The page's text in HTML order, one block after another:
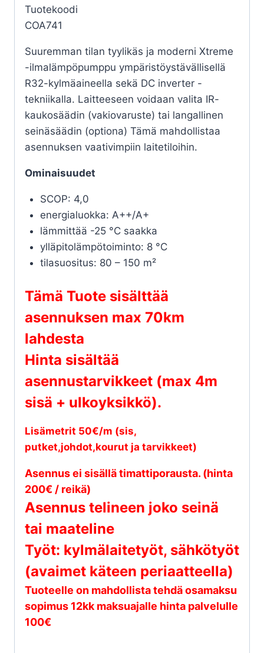
sis.
asennuksen
määrä
Tuotekoodi
COA741
Suuremman tilan tyylikäs ja moderni Xtreme
-ilmalämpöpumppu ympäristöystävällisellä
R32-kylmäaineella sekä DC inverter -
tekniikalla. Laitteeseen voidaan valita IR-
kaukosäädin (vakiovaruste) tai langallinen
seinäsäädin (optiona) Tämä mahdollistaa
asennuksen vaativimpiin laitetiloihin.
Ominaisuudet
SCOP: 4,0
energialuokka: A++/A+
lämmittää -25 °C saakka
ylläpitolämpötoiminto: 8 °C
tilasuositus: 80 – 150 m²
Tämä Tuote sisälttää
asennuksen max 70km
lahdesta
Hinta sisältää
asennustarvikkeet (max 4m
sisä + ulkoyksikkö).
Lisämetrit 50€/m (sis,
putket,johdot,kourut ja tarvikkeet)
Asennus ei sisällä timattiporausta. (hinta
200€ / reikä)
Asennus telineen joko seinä
tai maateline
Työt: kylmälaitetyöt, sähkötyöt
(avaimet käteen periaatteella)
Tuoteelle on mahdollista tehdä osamaksu
sopimus 12kk maksuajalle hinta palvelulle
100€